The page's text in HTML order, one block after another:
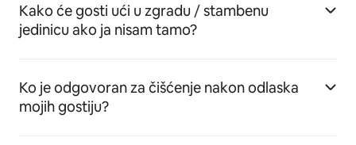
Kako će gosti ući u zgradu / stambenu
jedinicu ako ja nisam tamo?
Ko je odgovoran za čišćenje nakon odlaska
mojih gostiju?